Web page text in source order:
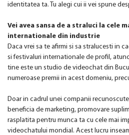
identitatea ta. Tu alegi cui ii vei spune
Vei avea sansa de a straluci la cele
internationale din industrie
Daca vrei sa te afirmi si sa stralucesti in
si festivaluri internationale de profil,
tine este un studio de videochat din
numeroase premii in acest domeniu,
Doar in cadrul unei companii
beneficia de marketing, promovare
rasplatita pentru munca ta cu cele mai
videochatului mondial. Acest lucru